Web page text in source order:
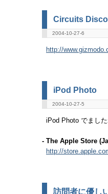
Circuits
2004-10-27-6
http://
iPod Photo
2004-10-27-5
iPod Photo でまし
- The Apple Store
http://
訪問者に優し